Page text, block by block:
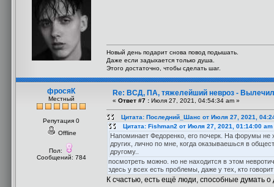
Новый день подарит снова повод подышать.
Даже если задыхается только душа.
Этого достаточно, чтобы сделать шаг.
фросяК
Местный
Репутация 0
Offline
Пол:
Сообщений: 784
Re: ВСД, ПА, тяжелейший невроз -
« Ответ #7 : Июля 27, 2021, 04:54:34 am »
Цитата: Последний_Шанс от Июля 27, 2021,
Цитата: Fishman2 от Июля 27, 2021, 01:14:00 am
Напоминает Федоренко, его почерк. На форумы не
других, лично по мне, когда оказываешься в
другому..
посмотреть можно. но не находится в этом
здесь у всех есть проблемы, даже у тех, кто
К счастью, есть ещё люди, способные думать